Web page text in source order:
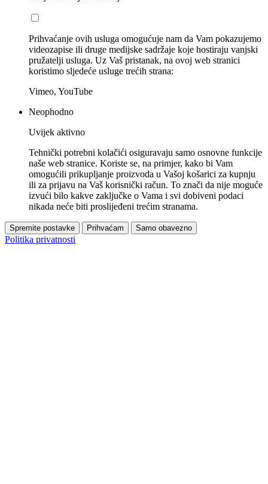
Prihvaćanje ovih usluga omogućuje nam da Vam pokazujemo
videozapise ili druge medijske sadržaje koje hostiraju vanjski
pružatelji usluga. Uz Vaš pristanak, na ovoj web stranici
koristimo sljedeće usluge trećih strana:
Vimeo, YouTube
Neophodno
Uvijek aktivno
Tehnički potrebni kolačići osiguravaju samo osnovne funkcije
naše web stranice. Koriste se, na primjer, kako bi Vam
omogućili prikupljanje proizvoda u Vašoj košarici za kupnju
ili za prijavu na Vaš korisnički račun. To znači da nije moguće
izvući bilo kakve zaključke o Vama i svi dobiveni podaci
nikada neće biti proslijeđeni trećim stranama.
Spremite postavke Prihvaćam Samo obavezno
Politika privatnosti